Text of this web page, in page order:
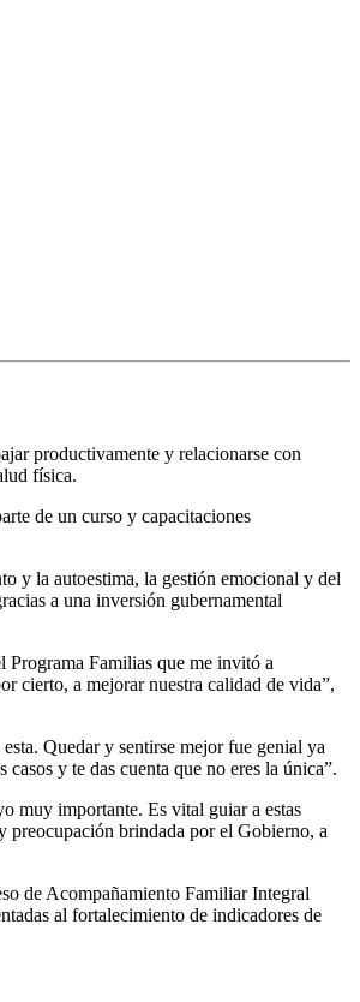
productivamente y relacionarse con
física.
de un curso y capacitaciones
y la autoestima, la gestión emocional y del
a una inversión gubernamental
Programa Familias que me invitó a
cierto, a mejorar nuestra calidad de vida”,
Quedar y sentirse mejor fue genial ya
y te das cuenta que no eres la única”.
muy importante. Es vital guiar a estas
preocupación brindada por el Gobierno, a
de Acompañamiento Familiar Integral
al fortalecimiento de indicadores de